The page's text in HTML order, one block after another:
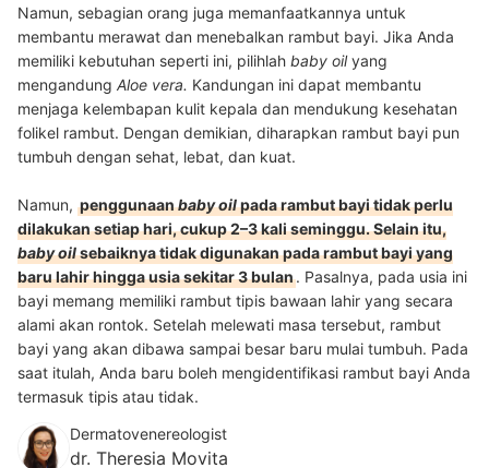
Namun, sebagian orang juga memanfaatkannya untuk
membantu merawat dan menebalkan rambut bayi. Jika Anda
memiliki kebutuhan seperti ini, pilihlah baby oilyang
mengandung Aloe vera. Kandungan ini dapat membantu
menjaga kelembapan kulit kepala dan mendukung kesehatan
folikel rambut. Dengan demikian, diharapkan rambut bayi pun
tumbuh dengan sehat, lebat, dan kuat.
Namun, penggunaanbaby oilpada rambut bayi tidak perlu
dilakukan setiap hari, cukup 2–3 kali seminggu. Selain itu,
baby oilsebaiknya tidak digunakan pada rambut bayi yang
baru lahir hingga usia sekitar 3 bulan. Pasalnya, pada usia ini
bayi memang memiliki rambut tipis bawaan lahir yang secara
alami akan rontok. Setelah melewati masa tersebut, rambut
bayi yang akan dibawa sampai besar baru mulai tumbuh. Pada
saat itulah, Anda baru boleh mengidentifikasi rambut bayi Anda
termasuk tipis atau tidak.
Dermatovenereologist
dr. Theresia Movita